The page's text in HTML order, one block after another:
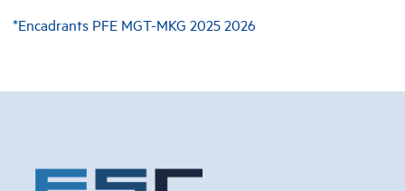
*Encadrants PFE MGT-MKG 2025 2026